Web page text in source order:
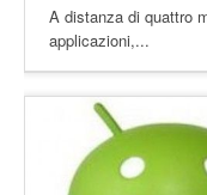
A distanza di quattro
applicazioni,...